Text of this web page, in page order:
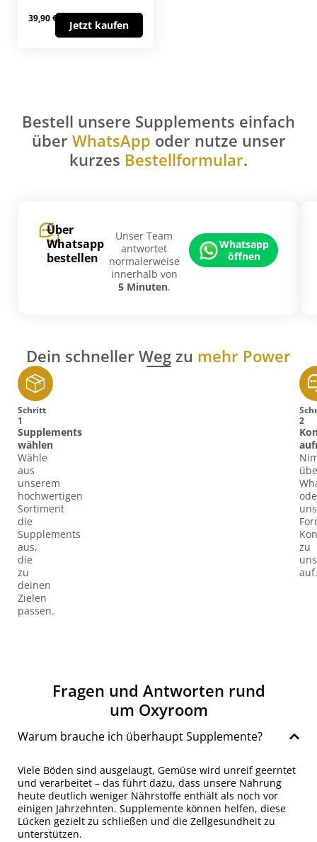
39,90 €
Jetzt kaufen
Bestell unsere Supplements einfach
über WhatsApp oder nutze unser
kurzes Bestellformular.
Über
Whatsapp
bestellen
Unser Team
antwortet
normalerweise
innerhalb von
5 Minuten.
Whatsapp
öffnen
Dein schneller Weg zu mehr Power
Schritt
1
Supplements
wählen
Wähle
aus
unserem
hochwertigen
Sortiment
die
Supplements
aus,
die
zu
deinen
Zielen
passen.
2
zu
uns
auf.
Fragen und Antworten rund
um Oxyroom
Warum brauche ich überhaupt Supplemente?
Viele Böden sind ausgelaugt, Gemüse wird unreif geerntet
und verarbeitet – das führt dazu, dass unsere Nahrung
heute deutlich weniger Nährstoffe enthält als noch vor
einigen Jahrzehnten. Supplemente können helfen, diese
Lücken gezielt zu schließen und die Zellgesundheit zu
unterstützen.